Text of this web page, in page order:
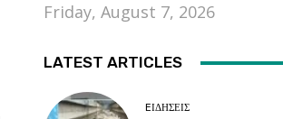
Friday, August 7, 2026
LATEST ARTICLES
EΙΔΗΣΕΙΣ